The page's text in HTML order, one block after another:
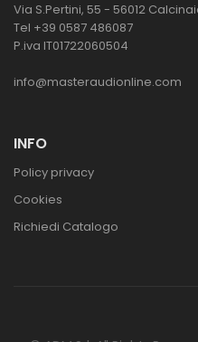
Via S.Pertini, 55 - 56012
Tel +39 0587 486087
P.iva IT01722060504
info@masteraudionline.com
INFO
Policy privacy
Cookies
Richiedi Catalogo